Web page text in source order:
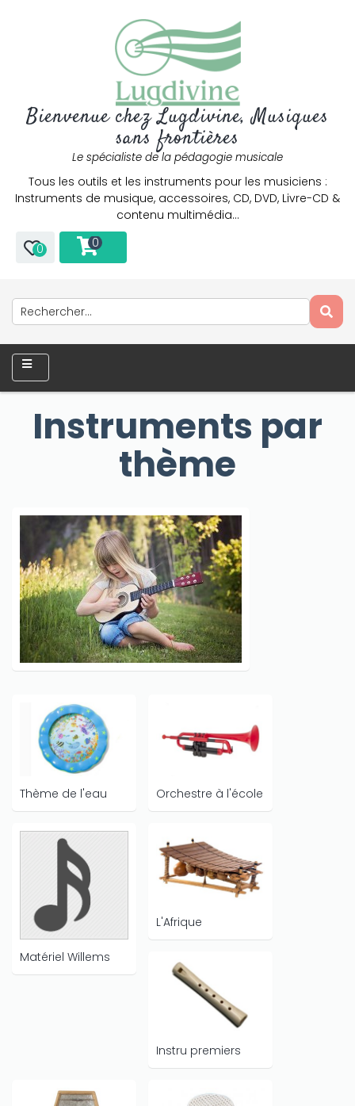
Bienvenue chez Lugdivine, Musiques
sans frontières
Le spécialiste de la pédagogie musicale
Tous les outils et les instruments pour les musiciens :
Instruments de musique, accessoires, CD, DVD, Livre-CD &
contenu multimédia…
0 0
Instruments par
thème
Thème de l'eau Orchestre à l'école
Matériel Willems
L'Afrique
Instru premiers